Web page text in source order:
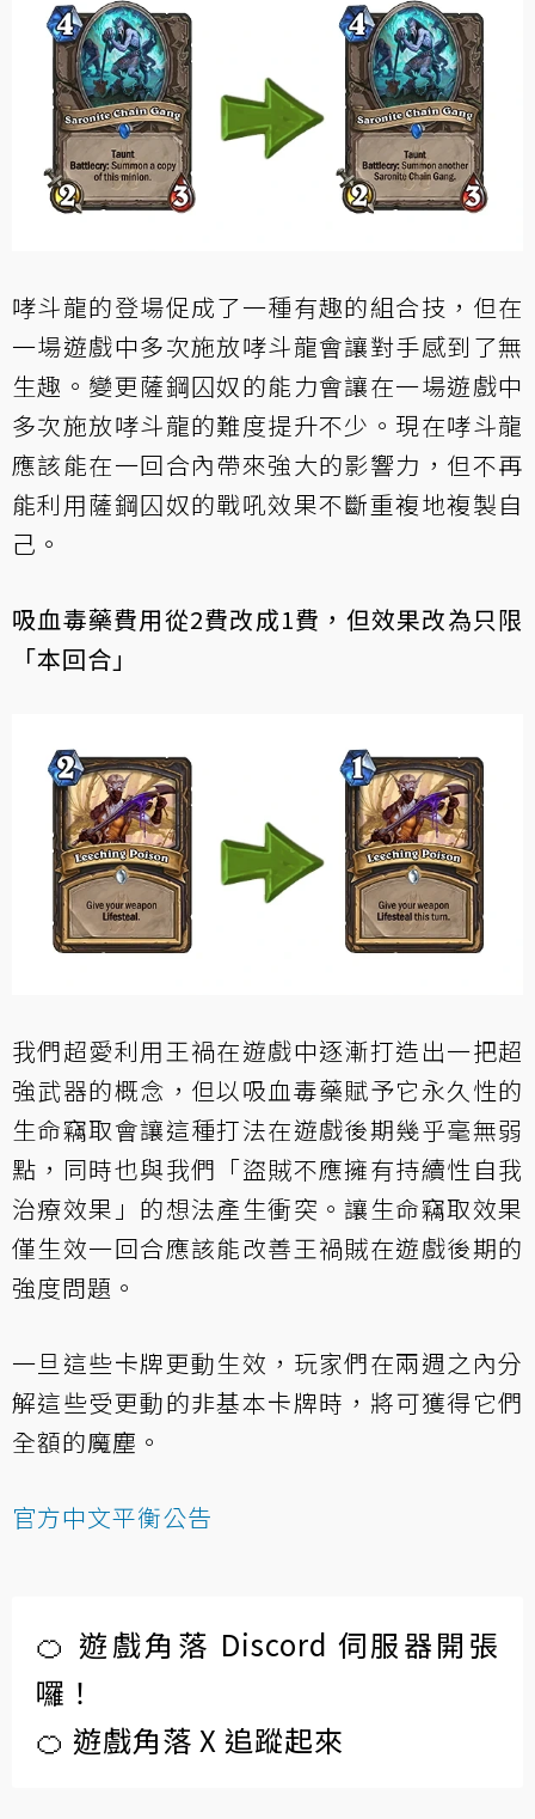
哮斗龍的登場促成了一種有趣的組合技，但在
一場遊戲中多次施放哮斗龍會讓對手感到了無
生趣。變更薩鋼囚奴的能力會讓在一場遊戲中
多次施放哮斗龍的難度提升不少。現在哮斗龍
應該能在一回合內帶來強大的影響力，但不再
能利用薩鋼囚奴的戰吼效果不斷重複地複製自
己。
吸血毒藥費用從2費改成1費，但效果改為只限
「本回合」
我們超愛利用王禍在遊戲中逐漸打造出一把超
強武器的概念，但以吸血毒藥賦予它永久性的
生命竊取會讓這種打法在遊戲後期幾乎毫無弱
點，同時也與我們「盜賊不應擁有持續性自我
治療效果」的想法產生衝突。讓生命竊取效果
僅生效一回合應該能改善王禍賊在遊戲後期的
強度問題。
一旦這些卡牌更動生效，玩家們在兩週之內分
解這些受更動的非基本卡牌時，將可獲得它們
全額的魔塵。
官方中文平衡公告
🍊 遊戲角落 Discord 伺服器開張
囉！
🍊 遊戲角落 X 追蹤起來